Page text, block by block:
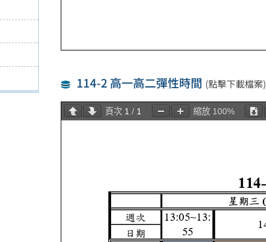
114-2 高一高二彈性時間 (點擊下載檔案)
頁次 1 / 1 縮放 100%